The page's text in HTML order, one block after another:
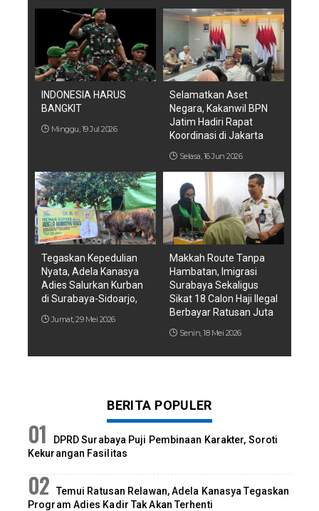
INDONESIA HARUS
BANGKIT
Minggu, 19 Jul 2026
Selamatkan Aset
Negara, Kakanwil BPN
Jatim Hadiri Rapat
Koordinasi di Jakarta
Selasa, 16 Jun 2026
Tegaskan Kepedulian
Nyata, Adela Kanasya
Adies Salurkan Kurban
di Surabaya-Sidoarjo,
Jumat, 29 Mei 2026
Makkah Route Tanpa
Hambatan, Imigrasi
Surabaya Sekaligus
Sikat 18 Calon Haji Ilegal
Berbayar Ratusan Juta
Senin, 18 Mei 2026
BERITA POPULER
DPRD Surabaya Puji Pembinaan Karakter, Soroti
Kekurangan Fasilitas
Temui Ratusan Relawan, Adela Kanasya Tegaskan
Program Adies Kadir Tak Akan Terhenti